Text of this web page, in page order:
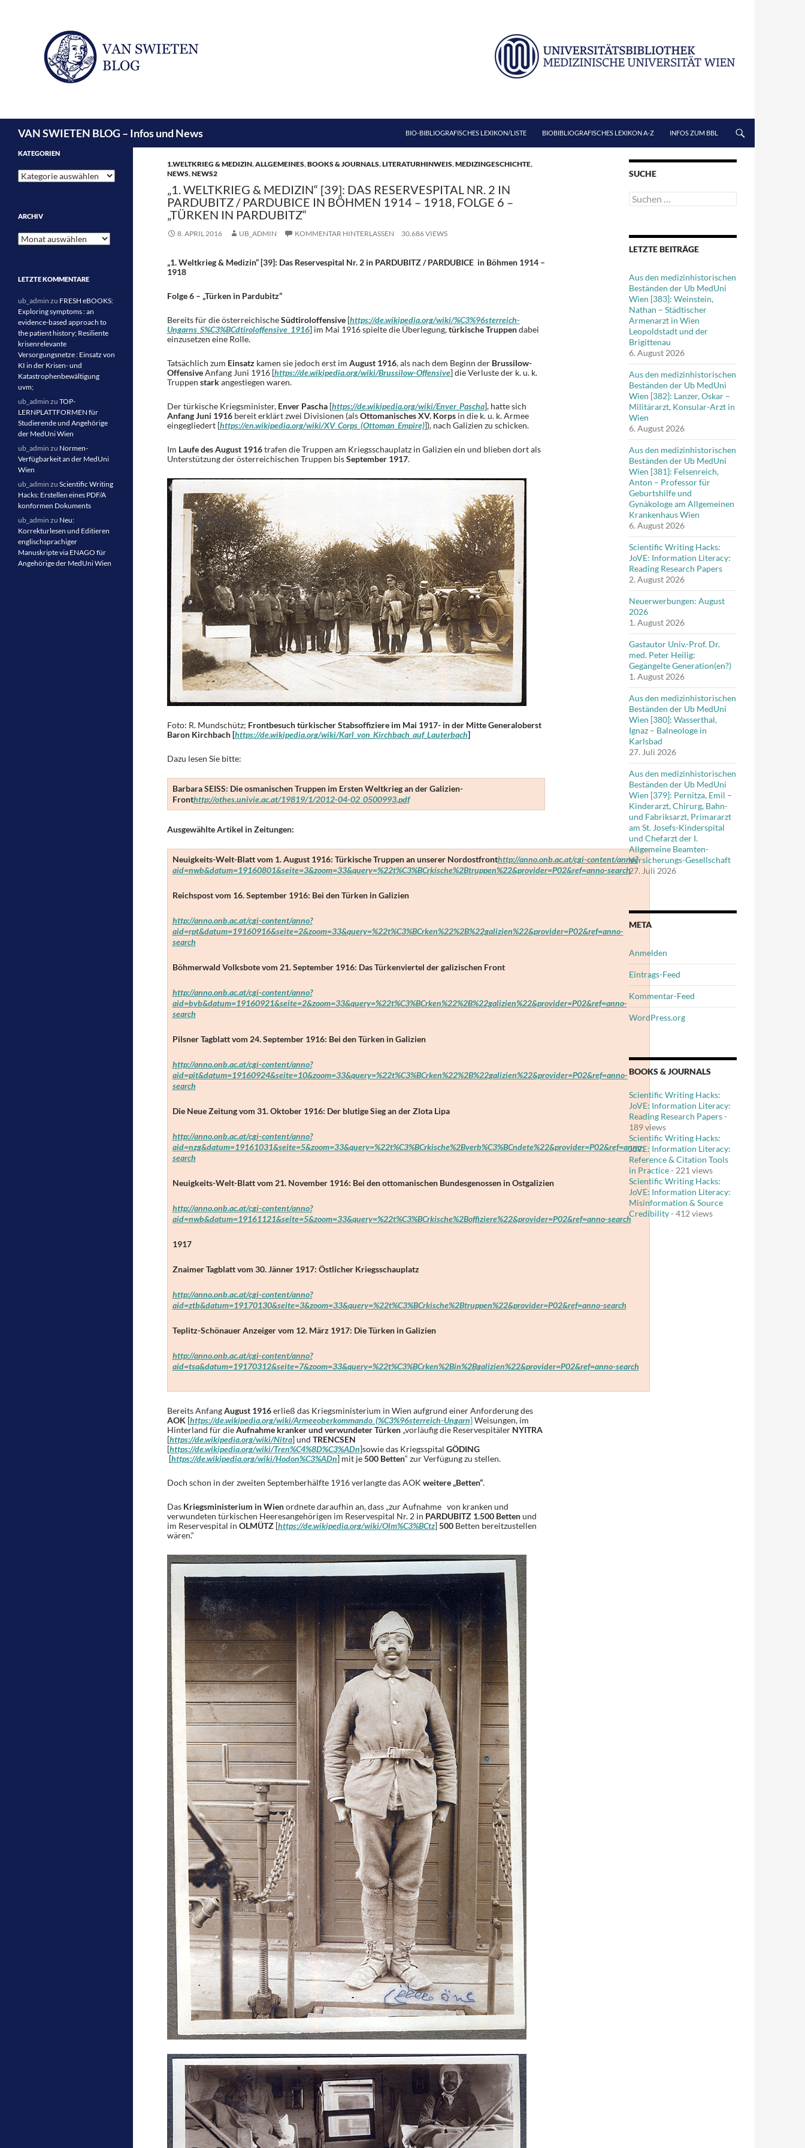
VAN SWIETEN BLOG – Infos und News
BIO-BIBLIOGRAFISCHES LEXIKON/LISTE
BIOBIBLIOGRAFISCHES LEXIKON A-Z INFOS ZUM BBL
1.WELTKRIEG & MEDIZIN,ALLGEMEINES,BOOKS & JOURNALS,LITERATURHINWEIS,MEDIZINGESCHICHTE,
NEWS,NEWS2
„1. WELTKRIEG & MEDIZIN“ [39]: DAS RESERVESPITAL NR. 2 IN
PARDUBITZ / PARDUBICE IN BÖHMEN 1914 – 1918, FOLGE 6 –
„TÜRKEN IN PARDUBITZ“
8. APRIL 2016 UB_ADMIN KOMMENTAR HINTERLASSEN 30.686 VIEWS
„1. Weltkrieg & Medizin“ [39]: Das Reservespital Nr. 2 in PARDUBITZ / PARDUBICE in Böhmen 1914 –
1918
Folge 6 – „Türken in Pardubitz“
Bereits für die österreichischeSüdtiroloffensive[https://de.wikipedia.org/wiki/%C3%96sterreich-
Ungarns_S%C3%BCdtiroloffensive_1916]im Mai 1916 spielte die Überlegung,türkische Truppendabei
einzusetzen eine Rolle.
Tatsächlich zum Einsatzkamen sie jedoch erst im August 1916, als nach dem Beginn der Brussilow-
OffensiveAnfang Juni 1916 [https://de.wikipedia.org/wiki/Brussilow-Offensive]die Verluste der k. u. k.
Truppen starkangestiegen waren.
Der türkische Kriegsminister, Enver Pascha[https://de.wikipedia.org/wiki/Enver_Pascha], hatte sich
Anfang Juni 1916bereit erklärt zwei Divisionen (alsOttomanisches XV. Korpsin die k. u. k. Armee
eingegliedert [https://en.wikipedia.org/wiki/XV_Corps_(Ottoman_Empire)]), nach Galizien zu schicken.
Im Laufe des August 1916trafen die Truppen am Kriegsschauplatz in Galizien ein und blieben dort als
Unterstützung der österreichischen Truppen bisSeptember 1917.
Foto: R. Mundschütz; Frontbesuch türkischer Stabsoffiziere im Mai 1917- in der Mitte Generaloberst
Baron Kirchbach [https://de.wikipedia.org/wiki/Karl_von_Kirchbach_auf_Lauterbach]
Dazu lesen Sie bitte:
Barbara SEISS: Die osmanischen Truppen im Ersten Weltkrieg an der Galizien-
Fronthttp://othes.univie.ac.at/19819/1/2012-04-02_0500993.pdf
Ausgewählte Artikel in Zeitungen:
Neuigkeits-Welt-Blattvom 1. August 1916: Türkische Truppen an unserer Nordostfronthttp://anno.onb.ac.at/cgi-content/anno?
aid=nwb&datum=19160801&seite=3&zoom=33&query=%22t%C3%BCrkische%2Btruppen%22&provider=P02&ref=anno-search
Reichspostvom 16. September 1916: Bei den Türken in Galizien
http://anno.onb.ac.at/cgi-content/anno?
aid=rpt&datum=19160916&seite=2&zoom=33&query=%22t%C3%BCrken%22%2B%22galizien%22&provider=P02&ref=anno-
search
Böhmerwald Volksbotevom 21. September 1916: Das Türkenviertel der galizischen Front
http://anno.onb.ac.at/cgi-content/anno?
aid=bvb&datum=19160921&seite=2&zoom=33&query=%22t%C3%BCrken%22%2B%22galizien%22&provider=P02&ref=anno-
search
Pilsner Tagblattvom 24. September 1916: Bei den Türken in Galizien
http://anno.onb.ac.at/cgi-content/anno?
aid=pit&datum=19160924&seite=10&zoom=33&query=%22t%C3%BCrken%22%2B%22galizien%22&provider=P02&ref=anno-
search
Die Neue Zeitungvom 31. Oktober 1916: Der blutige Sieg an der Zlota Lipa
http://anno.onb.ac.at/cgi-content/anno?
aid=nzg&datum=19161031&seite=5&zoom=33&query=%22t%C3%BCrkische%2Bverb%C3%BCndete%22&provider=P02&ref=anno-
search
Neuigkeits-Welt-Blattvom 21. November 1916: Bei den ottomanischen Bundesgenossen in Ostgalizien
http://anno.onb.ac.at/cgi-content/anno?
aid=nwb&datum=19161121&seite=5&zoom=33&query=%22t%C3%BCrkische%2Boffiziere%22&provider=P02&ref=anno-search
1917
Znaimer Tagblattvom 30. Jänner 1917: Östlicher Kriegsschauplatz
http://anno.onb.ac.at/cgi-content/anno?
aid=ztb&datum=19170130&seite=3&zoom=33&query=%22t%C3%BCrkische%2Btruppen%22&provider=P02&ref=anno-search
Teplitz-Schönauer Anzeigervom 12. März 1917: Die Türken in Galizien
http://anno.onb.ac.at/cgi-content/anno?
aid=tsa&datum=19170312&seite=7&zoom=33&query=%22t%C3%BCrken%2Bin%2Bgalizien%22&provider=P02&ref=anno-search
Bereits AnfangAugust 1916erließ das Kriegsministerium in Wien aufgrund einer Anforderung des
AOK [https://de.wikipedia.org/wiki/Armeeoberkommando_(%C3%96sterreich-Ungarn]Weisungen, im
Hinterland für dieAufnahme kranker und verwundeter Türken„vorläufig die Reservespitäler NYITRA
[https://de.wikipedia.org/wiki/Nitra] und TRENCSEN
[https://de.wikipedia.org/wiki/Tren%C4%8D%C3%ADn]sowie das Kriegsspital GÖDING
[https://de.wikipedia.org/wiki/Hodon%C3%ADn] mit je500 Betten“ zur Verfügung zu stellen.
Doch schon in der zweiten Septemberhälfte 1916 verlangte das AOK weitere „Betten“.
Das Kriegsministerium in Wienordnete daraufhin an, dass „zur Aufnahme von kranken und
verwundeten türkischen Heeresangehörigen im Reservespital Nr. 2 in PARDUBITZ 1.500 Bettenund
im Reservespital in OLMÜTZ[https://de.wikipedia.org/wiki/Olm%C3%BCtz]500Betten bereitzustellen
wären.“
SUCHE
Suchen
nach:
LETZTE BEITRÄGE
Aus den medizinhistorischen
Beständen der Ub MedUni
Wien [383]: Weinstein,
Nathan – Städtischer
Armenarzt in Wien
Leopoldstadt und der
Brigittenau
6. August 2026
Aus den medizinhistorischen
Beständen der Ub MedUni
Wien [382]: Lanzer, Oskar –
Militärarzt, Konsular-Arzt in
Wien
6. August 2026
Aus den medizinhistorischen
Beständen der Ub MedUni
Wien [381]: Felsenreich,
Anton – Professor für
Geburtshilfe und
Gynäkologe am Allgemeinen
Krankenhaus Wien
6. August 2026
Scientific Writing Hacks:
JoVE: Information Literacy:
Reading Research Papers
2. August 2026
Neuerwerbungen: August
2026
1. August 2026
Gastautor Univ.-Prof. Dr.
med. Peter Heilig:
Gegängelte Generation(en?)
1. August 2026
Aus den medizinhistorischen
Beständen der Ub MedUni
Wien [380]: Wasserthal,
Ignaz – Balneologe in
Karlsbad
27. Juli 2026
Aus den medizinhistorischen
Beständen der Ub MedUni
Wien [379]: Pernitza, Emil –
Kinderarzt, Chirurg, Bahn-
und Fabriksarzt, Primararzt
am St. Josefs-Kinderspital
und Chefarzt der I.
Allgemeine Beamten-
Versicherungs-Gesellschaft
27. Juli 2026
META
Anmelden
Eintrags-Feed
Kommentar-Feed
WordPress.org
BOOKS & JOURNALS
Scientific Writing Hacks:
JoVE: Information Literacy:
Reading Research Papers-
189 views
Scientific Writing Hacks:
JoVE: Information Literacy:
Reference & Citation Tools
in Practice- 221 views
Scientific Writing Hacks:
JoVE: Information Literacy:
Misinformation & Source
Credibility- 412 views
KATEGORIEN
Kategorien
ARCHIV
Archiv
LETZTE KOMMENTARE
ub_admin zu FRESH eBOOKS:
Exploring symptoms : an
evidence-based approach to
the patient history; Resiliente
krisenrelevante
Versorgungsnetze : Einsatz von
KI in der Krisen- und
Katastrophenbewältigung
uvm;
ub_admin zu TOP-
LERNPLATTFORMEN für
Studierende und Angehörige
der MedUni Wien
ub_admin zu Normen-
Verfügbarkeit an der MedUni
Wien
ub_admin zu Scientific Writing
Hacks: Erstellen eines PDF/A
konformen Dokuments
ub_admin zu Neu:
Korrekturlesen und Editieren
englischsprachiger
Manuskripte via ENAGO für
Angehörige der MedUni Wien